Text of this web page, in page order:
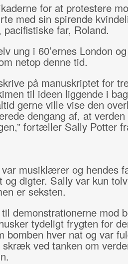
for at protestere
med sin spirende
far, Roland.
ung i 60’ernes London
netop denne tid.
på manuskriptet for
til ideen liggende i
gerne ville vise den
dengang af, at
fortæller Sally Potter
musiklærer og hendes
og digter. Sally var kun
er seksten.
demonstrationerne mod
tydeligt frygten for
bomben hver nat og var
ved tanken om